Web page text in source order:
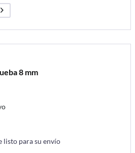
8 mm
listo para su envío